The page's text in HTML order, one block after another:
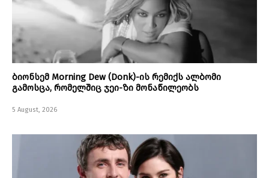
ბიონსემ Morning Dew (Donk)-ის რემიქს ალბომი
გამოსცა, რომელშიც ჯეი-ზი მონაწილეობს
5 August, 2026